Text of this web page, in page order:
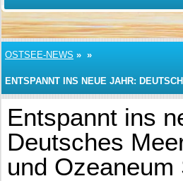
OSTSEE-NEWS » »
ENTSPANNT INS NEUE JAHR:
OZEANEUM STRALSUND
Entspannt ins
Deutsches
und Ozeaneum